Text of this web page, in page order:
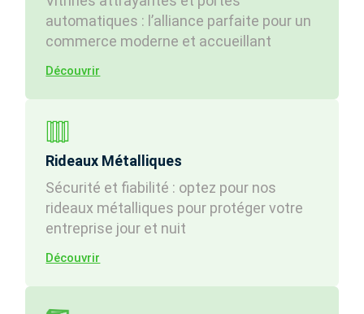
automatiques : l’alliance parfaite pour un
commerce moderne et accueillant
Découvrir
Rideaux Métalliques
Sécurité et fiabilité : optez pour nos
rideaux métalliques pour protéger votre
entreprise jour et nuit
Découvrir